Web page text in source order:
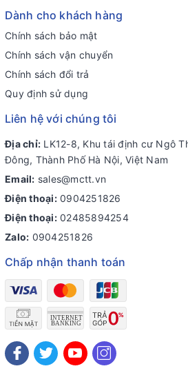
Dành cho khách hàng
Chính sách bảo mật
Chính sách vận chuyển
Chính sách đổi trả
Quy định sử dụng
Liên hệ với chúng tôi
Địa chỉ: LK12-8, Khu tái định cư Ngô
Đông, Thành Phố Hà Nội, Việt Nam
Email: sales@mctt.vn
Điện thoại: 0904251826
Điện thoại: 02485894254
Zalo: 0904251826
Chấp nhận thanh toán